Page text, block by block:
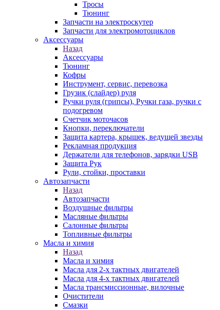
Тросы
Тюнинг
Запчасти на электроскутер
Запчасти для электромотоциклов
Аксессуары
Назад
Аксессуары
Тюнинг
Кофры
Инструмент, сервис, перевозка
Грузик (слайдер) руля
Ручки руля (грипсы), Ручки газа, ручки с
подогревом
Счетчик моточасов
Кнопки, переключатели
Защита картера, крышек, ведущей звезды
Рекламная продукция
Держатели для телефонов, зарядки USB
Защита Рук
Рули, стойки, проставки
Автозапчасти
Назад
Автозапчасти
Воздушные фильтры
Масляные фильтры
Салонные фильтры
Топливные фильтры
Масла и химия
Назад
Масла и химия
Масла для 2-х тактных двигателей
Масла для 4-х тактных двигателей
Масла трансмиссионные, вилочные
Очистители
Смазки